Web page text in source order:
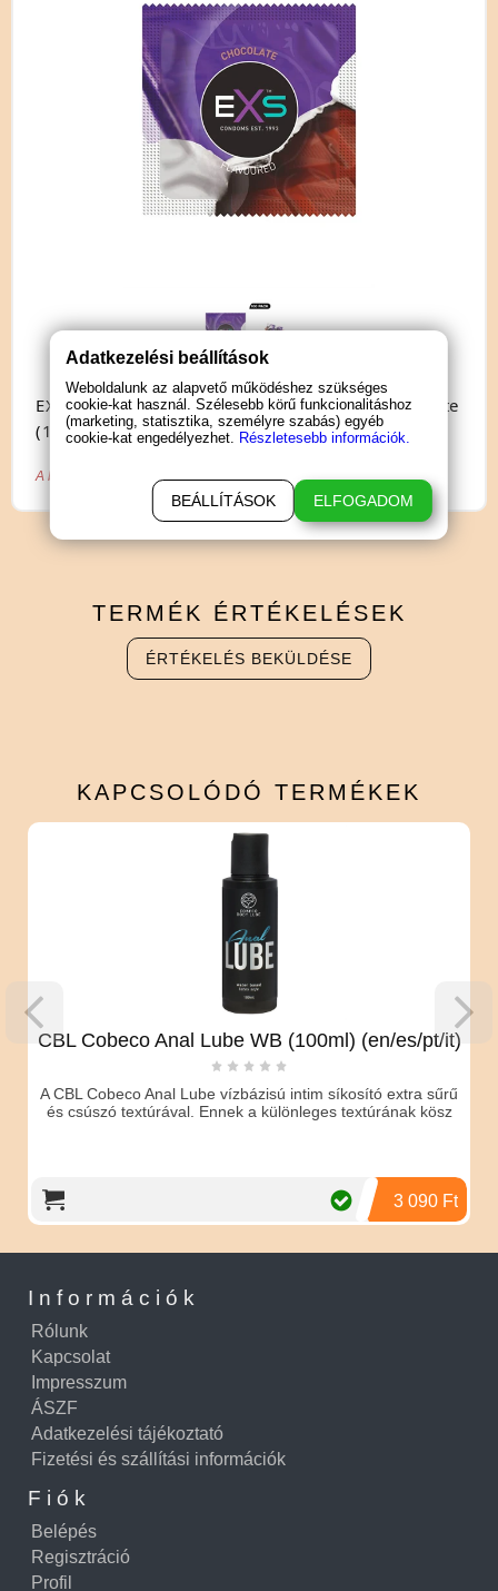
EXS Hot Chocolate -óvszercsoki ízesítéssel - fekete
(100 db)
A biztonságos szexuális együttlét érdekében használjon óvszert!
TERMÉK ÉRTÉKELÉSEK
ÉRTÉKELÉS BEKÜLDÉSE
KAPCSOLÓDÓ TERMÉKEK
CBL Cobeco Anal Lube WB (100ml) (en/es/pt/it)
A CBL Cobeco Anal Lube vízbázisú intim síkosító extra sűrű
és csúszó textúrával. Ennek a különleges textúrának kösz
3 090 Ft
Információk
Rólunk
Kapcsolat
Impresszum
ÁSZF
Adatkezelési tájékoztató
Fizetési és szállítási információk
Fiók
Belépés
Regisztráció
Profil
Adatkezelési beállítások
Weboldalunk az alapvető működéshez szükséges
cookie-kat használ. Szélesebb körű funkcionalitáshoz
(marketing, statisztika, személyre szabás) egyéb
cookie-kat engedélyezhet. Részletesebb információk.
BEÁLLÍTÁSOK ELFOGADOM